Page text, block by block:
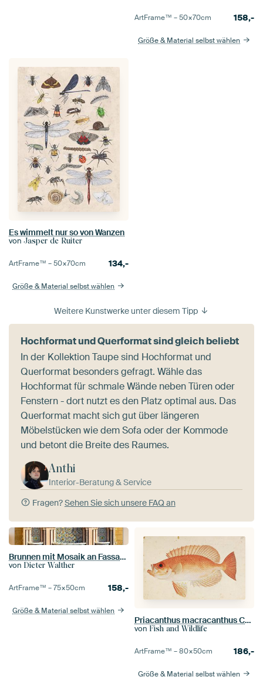
ArtFrame™ –50×70cm 158,-
Größe & Material selbst wählen
Es wimmelt nur so von Wanzen
von Jasper de Ruiter
ArtFrame™ –50×70cm 134,-
Größe & Material selbst wählen
Weitere Kunstwerke unter diesem Tipp
Hochformat und Querformat sind gleich beliebt
In der Kollektion Taupe sind Hochformat und
Querformat besonders gefragt. Wähle das
Hochformat für schmale Wände neben Türen oder
Fenstern - dort nutzt es den Platz optimal aus. Das
Querformat macht sich gut über längeren
Möbelstücken wie dem Sofa oder der Kommode
und betont die Breite des Raumes.
Anthi
Interior-Beratung & Service
Fragen?Sehen Sie sich unsere FAQ an
Brunnen mit Mosaik an Fassade in Rabat Marokko
von Dieter Walther
ArtFrame™ –75×50cm 158,-
Größe & Material selbst wählen
Priacanthus macracanthus Cuvier, Kawahara Keiga
von Fish and Wildlife
ArtFrame™ –80×50cm 186,-
Größe & Material selbst wählen